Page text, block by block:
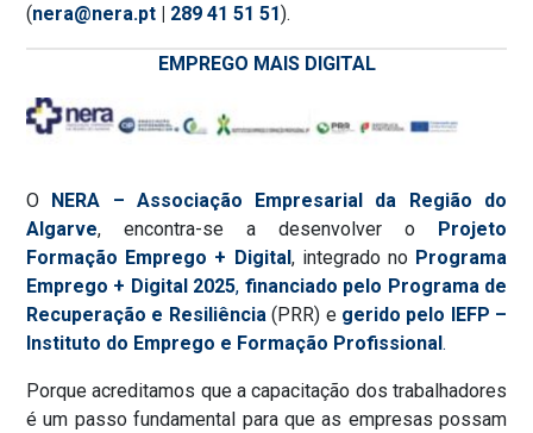
(nera@nera.pt | 289 41 51 51).
EMPREGO MAIS DIGITAL
O NERA – Associação Empresarial da Região do
Algarve, encontra-se a desenvolver o Projeto
Formação Emprego + Digital, integrado no Programa
Emprego + Digital 2025, financiado pelo Programa de
Recuperação e Resiliência (PRR) e gerido pelo IEFP –
Instituto do Emprego e Formação Profissional.
Porque acreditamos que a capacitação dos trabalhadores
é um passo fundamental para que as empresas possam